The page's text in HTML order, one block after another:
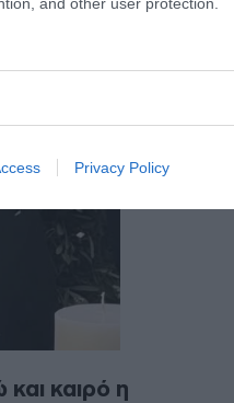
Privacy Policy
καιρό η